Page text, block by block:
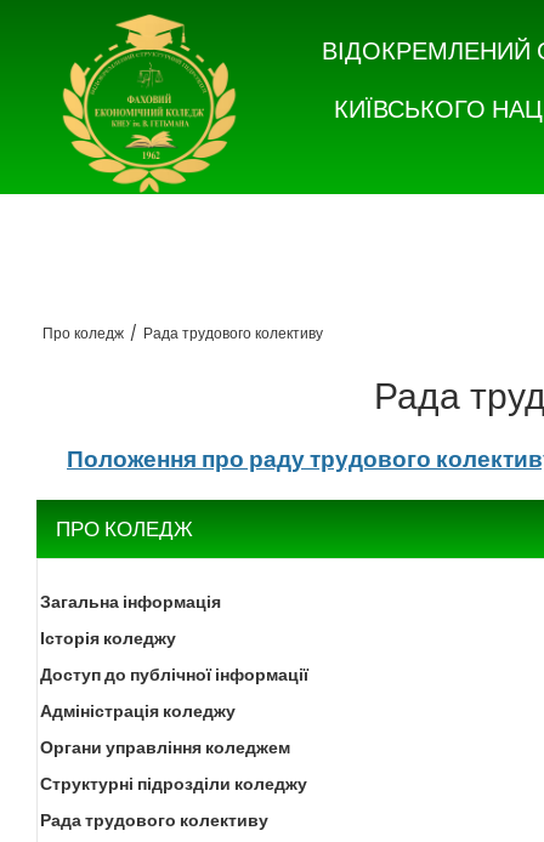
ВІДОКРЕМЛЕНИЙ
КИЇВСЬКОГО
Про коледж / Рада трудового колективу
Рада
Положення про раду трудового
ПРО КОЛЕДЖ
Загальна інформація
Історія коледжу
Доступ до публічної інформації
Адміністрація коледжу
Органи управління коледжем
Структурні підрозділи коледжу
Рада трудового колективу